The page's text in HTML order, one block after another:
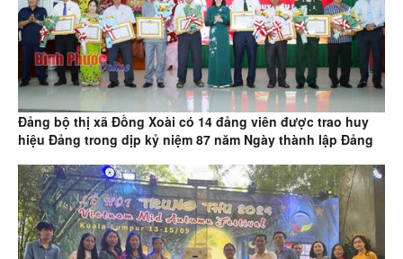
Đảng bộ thị xã Đồng Xoài có 14 đảng viên được trao huy
hiệu Đảng trong dịp kỷ niệm 87 năm Ngày thành lập Đảng